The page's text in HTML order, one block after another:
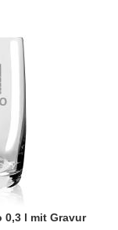
0,3 l mit Gravur